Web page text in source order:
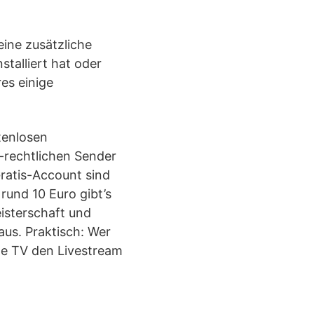
zusätzliche
hat oder
einige
Sender
Account sind
10 Euro gibt’s
und
Praktisch: Wer
TV den Livestream